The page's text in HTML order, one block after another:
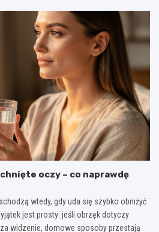
oczy – co naprawdę
wtedy, gdy uda się szybko obniżyć
jest prosty: jeśli obrzęk dotyczy
widzenie, domowe sposoby przestają